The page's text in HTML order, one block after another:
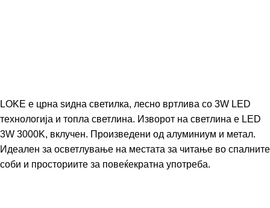
LOKE е црна ѕидна светилка, лесно вртлива со 3W LED
технологија и топла светлина. Изворот на светлина е LED
3W 3000K, вклучен. Произведени од алуминиум и метал.
Идеален за осветлување на местата за читање во спалните
соби и просториите за повеќекратна употреба.